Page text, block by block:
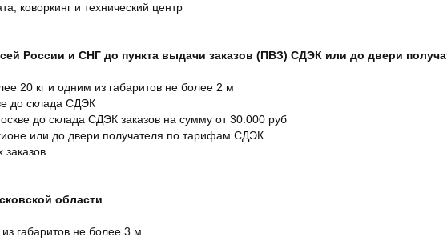
коворкинг и технический центр
России и СНГ до пункта выдачи заказов (ПВЗ) СДЭК или до двери
20 кг и одним из габаритов не более 2 м
до склада СДЭК
до склада СДЭК заказов на сумму от 30.000 руб
или до двери получателя по тарифам СДЭК
заказов
области
габаритов не более 3 м